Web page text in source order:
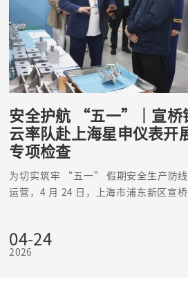
安全护航 “五一”｜宣桥
云率队赴上海星申仪表开
专项检查
为切实筑牢 “五一” 假期安全生产防
运营，4 月 24 日，上海市浦东新区宣
长陈耀及核心管理团队全程陪同，全面配
04-24
2026